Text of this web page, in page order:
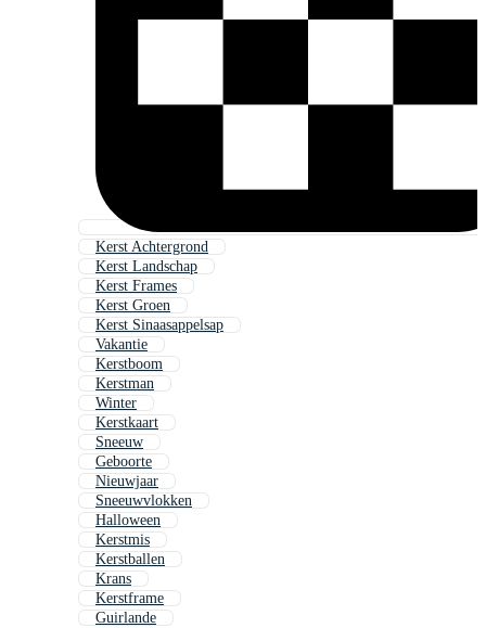
Kerst Achtergrond
Kerst Landschap
Kerst Frames
Kerst Groen
Kerst Sinaasappelsap
Vakantie
Kerstboom
Kerstman
Winter
Kerstkaart
Sneeuw
Geboorte
Nieuwjaar
Sneeuwvlokken
Halloween
Kerstmis
Kerstballen
Krans
Kerstframe
Guirlande